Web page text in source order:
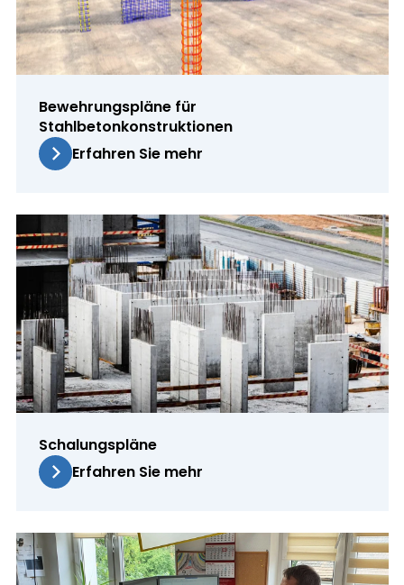
Bewehrungspläne für
Stahlbetonkonstruktionen
Erfahren Sie mehr
Schalungspläne
Erfahren Sie mehr